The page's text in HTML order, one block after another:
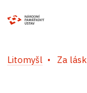
Litomyšl Za